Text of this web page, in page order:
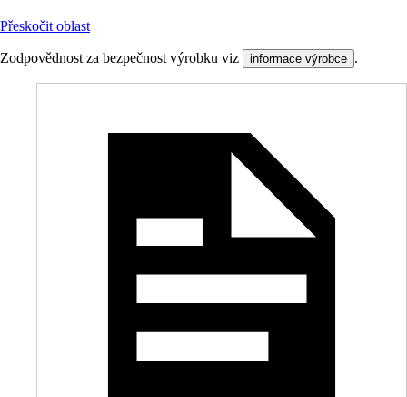
Přeskočit oblast
Zodpovědnost za bezpečnost výrobku viz informace výrobce .